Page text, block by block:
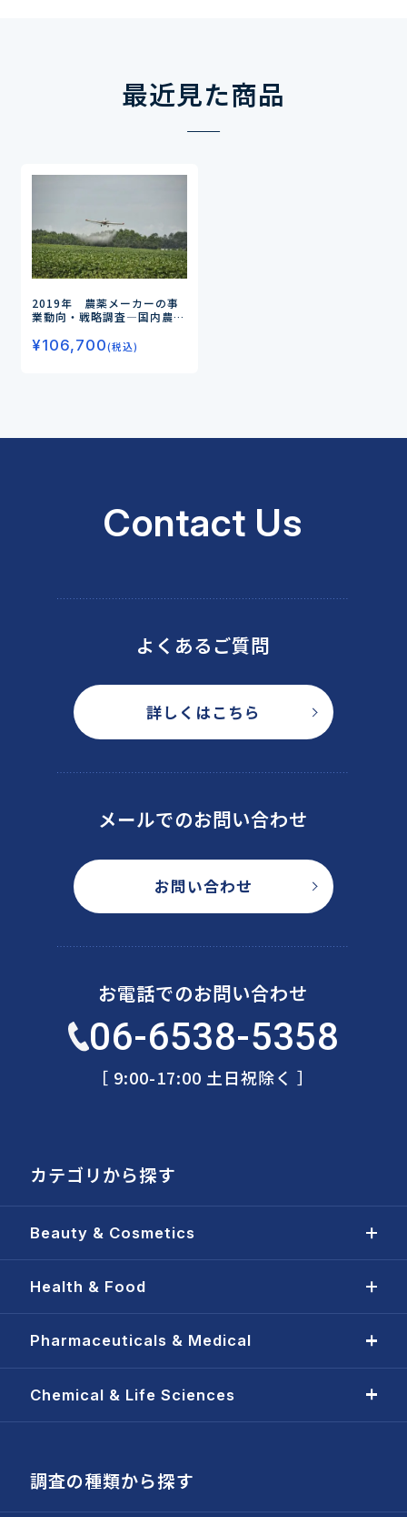
最近見た商品
2019年 農薬メーカーの事
業動向・戦略調査―国内農薬
探る―
¥106,700(税込)
Contact Us
よくあるご質問
詳しくはこちら
メールでのお問い合わせ
お問い合わせ
お電話でのお問い合わせ
06-6538-5358
［ 9:00-17:00 土日祝除く ］
カテゴリから探す
Beauty & Cosmetics
Health & Food
Pharmaceuticals & Medical
Chemical & Life Sciences
調査の種類から探す